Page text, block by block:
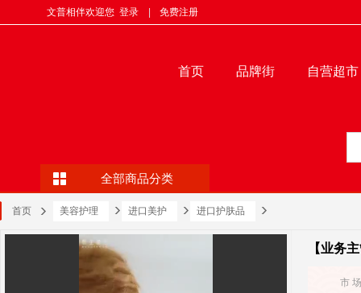
文普相伴欢迎您 登录 免费注册
首页 品牌街 自营超市
全部商品分类
首页 美容护理 进口美护 进口护肤品
【业务
市